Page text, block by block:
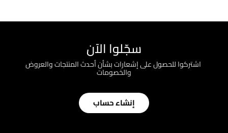
سجّلوا الآن
؜ اشتركوا للحصول على إشعارات بشأن أحدث المنتجات والعروض
والخصومات
إنشاء حساب